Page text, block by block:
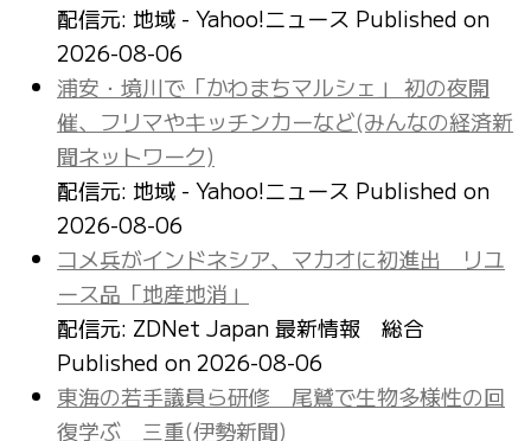
配信元: 地域 - Yahoo!ニュース Published on
2026-08-06
浦安・境川で「かわまちマルシェ」 初の夜開
催、フリマやキッチンカーなど(みんなの経済新
聞ネットワーク)
配信元: 地域 - Yahoo!ニュース Published on
2026-08-06
コメ兵がインドネシア、マカオに初進出 リユ
ース品「地産地消」
配信元: ZDNet Japan 最新情報 総合
Published on 2026-08-06
東海の若手議員ら研修 尾鷲で生物多様性の回
復学ぶ 三重(伊勢新聞)